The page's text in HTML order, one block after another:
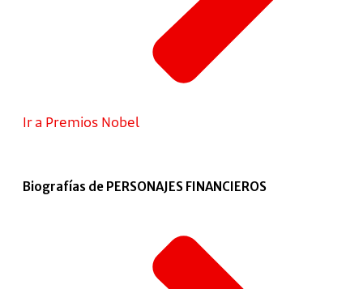
Ir a Premios Nobel
Biografías de PERSONAJES FINANCIEROS